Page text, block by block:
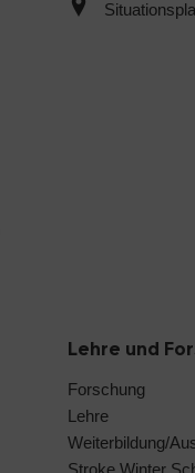
Lehre und
Forschung
Lehre
Weiterbildung/
Stroke Winter